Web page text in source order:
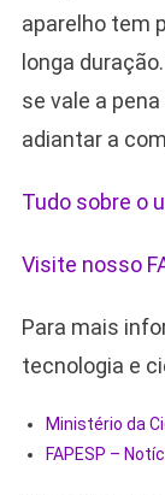
aparelho tem
longa
se vale a
adiantar a
Tudo sobre o
Visite nosso
Para mais
tecnologia e
Ministério da
FAPESP –